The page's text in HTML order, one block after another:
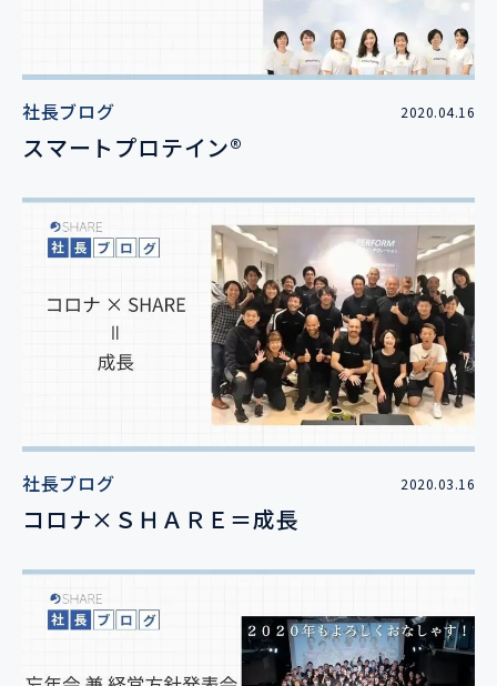
社長ブログ 2020.04.16
スマートプロテイン®
社長ブログ 2020.03.16
コロナ×ＳＨＡＲＥ＝成長